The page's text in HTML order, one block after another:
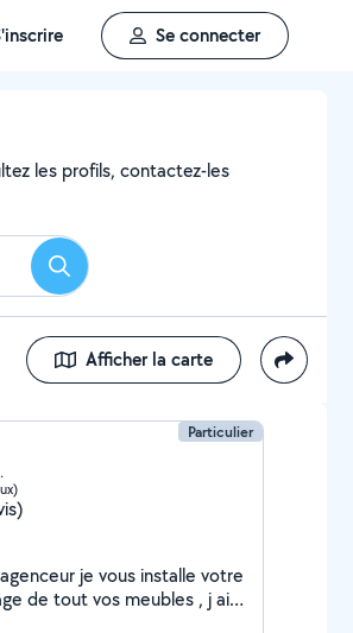
Se connecter
les profils, contactez-les
Rechercher
Afficher la carte
Particulier
je vous installe votre
de tout vos meubles , j ai